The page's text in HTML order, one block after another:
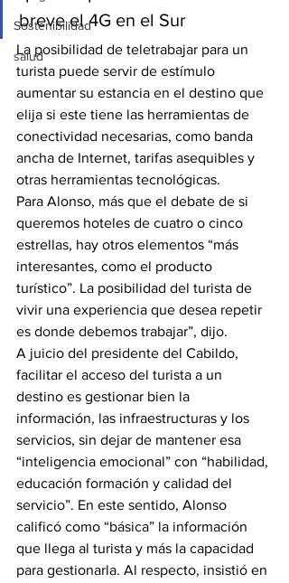
Sostenibilidad
salud
breve el 4G en el Sur
La posibilidad de teletrabajar para un
turista puede servir de estímulo
aumentar su estancia en el destino que
elija si este tiene las herramientas de
conectividad necesarias, como banda
ancha de Internet, tarifas asequibles y
otras herramientas tecnológicas.
Para Alonso, más que el debate de si
queremos hoteles de cuatro o cinco
estrellas, hay otros elementos “más
interesantes, como el producto
turístico”. La posibilidad del turista de
vivir una experiencia que desea repetir
es donde debemos trabajar”, dijo.
A juicio del presidente del Cabildo,
facilitar el acceso del turista a un
destino es gestionar bien la
información, las infraestructuras y los
servicios, sin dejar de mantener esa
“inteligencia emocional” con “habilidad,
educación formación y calidad del
servicio”. En este sentido, Alonso
calificó como “básica” la información
que llega al turista y más la capacidad
para gestionarla. Al respecto, insistió en